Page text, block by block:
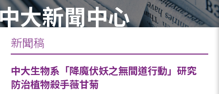
大新聞中心
新聞稿
中大生物系「降魔伏妖之無間道行動」研究
防治植物殺手薇甘菊